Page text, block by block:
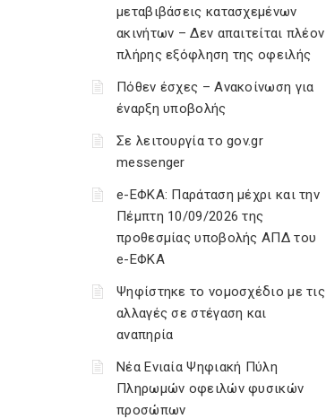
μεταβιβάσεις κατασχεμένων
ακινήτων – Δεν απαιτείται πλέον
πλήρης εξόφληση της οφειλής
Πόθεν έσχες – Ανακοίνωση για
έναρξη υποβολής
Σε λειτουργία το gov.gr
messenger
e-ΕΦΚΑ: Παράταση μέχρι και την
Πέμπτη 10/09/2026 της
προθεσμίας υποβολής ΑΠΔ του
e-ΕΦΚΑ
Ψηφίστηκε το νομοσχέδιο με τις
αλλαγές σε στέγαση και
αναπηρία
Νέα Ενιαία Ψηφιακή Πύλη
Πληρωμών οφειλών φυσικών
προσώπων